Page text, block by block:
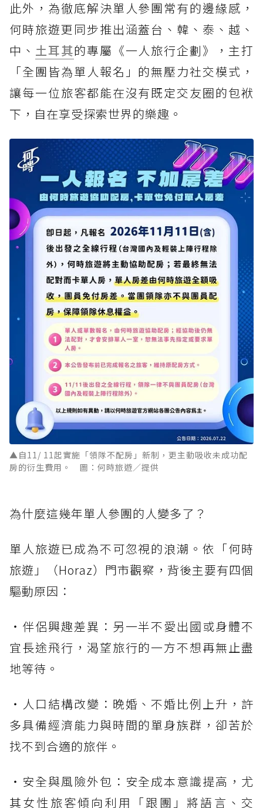
此外，為徹底解決單人參團常有的邊緣感，
何時旅遊更同步推出涵蓋台、韓、泰、越、
中、 土耳其的專屬《一人旅行企劃》，主打
「全團皆為單人報名」的無壓力社交模式，
讓每一位旅客都能在沒有既定交友圈的包袱
下，自在享受探索世界的樂趣。
▲自11/ 11起實施「領隊不配房」新制，更主動吸收未成功配
房的衍生費用。 圖：何時旅遊／提供
為什麼這幾年單人參團的人變多了？
單人旅遊已成為不可忽視的浪潮。依「何時
旅遊」（Horaz）門市觀察，背後主要有四個
驅動原因：
・伴侶興趣差異：另一半不愛出國或身體不
宜長途飛行，渴望旅行的一方不想再無止盡
地等待。
・人口結構改變：晚婚、不婚比例上升，許
多具備經濟能力與時間的單身族群，卻苦於
找不到合適的旅伴。
・安全與風險外包：安全成本意識提高，尤
其女性旅客傾向利用「跟團」將語言、交